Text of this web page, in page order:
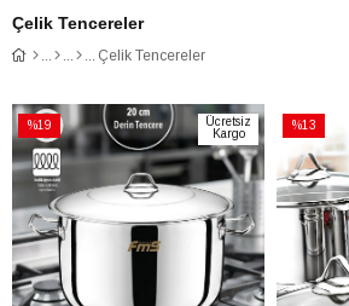
Çelik Tencereler
Çelik Tencereler
%19
İndirim
%19İndirim
Ücretsiz
Kargo
%13
%13İndirim